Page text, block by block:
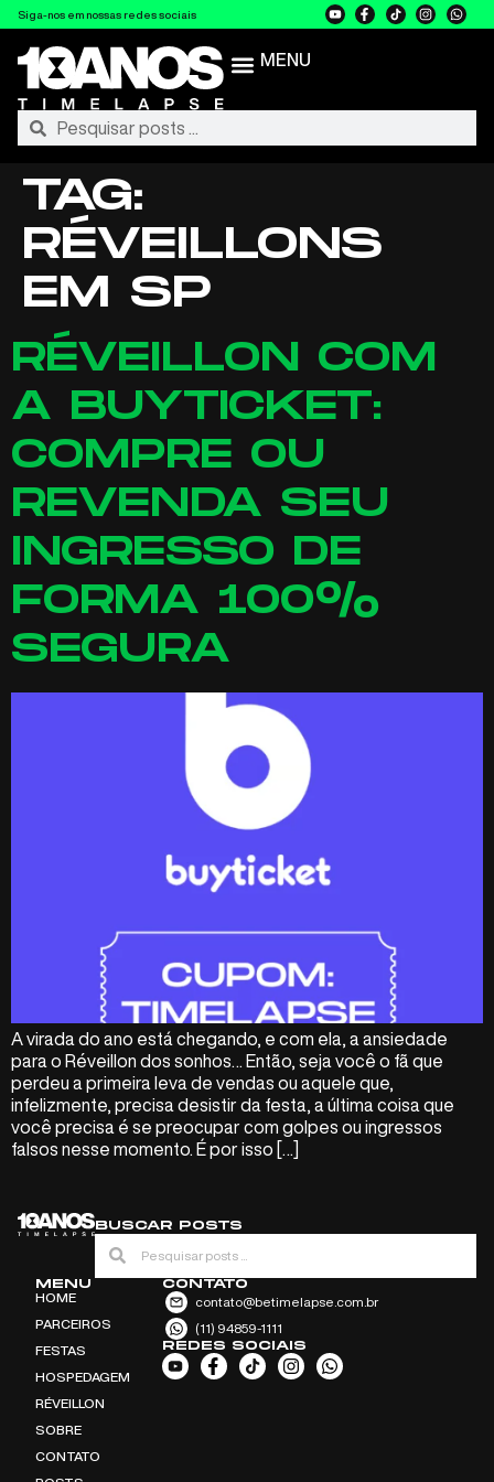
Siga-nos em nossas redes sociais
MENU
TAG:
RÉVEILLONS
EM SP
RÉVEILLON COM
A BUYTICKET:
COMPRE OU
REVENDA SEU
INGRESSO DE
FORMA 100%
SEGURA
A virada do ano está chegando, e com ela, a ansiedade
para o Réveillon dos sonhos… Então, seja você o fã que
perdeu a primeira leva de vendas ou aquele que,
infelizmente, precisa desistir da festa, a última coisa que
você precisa é se preocupar com golpes ou ingressos
falsos nesse momento. É por isso […]
BUSCAR POSTS
MENU
HOME
PARCEIROS
FESTAS
HOSPEDAGEM
RÉVEILLON
SOBRE
CONTATO
CONTATO
contato@betimelapse.com.br
(11) 94859-1111
REDES SOCIAIS